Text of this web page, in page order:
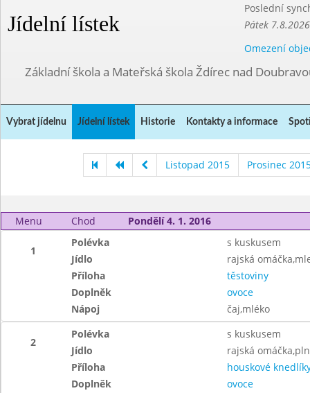
Jídelní lístek
Poslední
Pátek
Omezení
Základní škola a Mateřská škola Ždírec nad
Vybrat jídelnu Jídelní lístek Historie Kontakty a informace
Listopad 2015 Prosinec
Menu Chod Pondělí 4. 1. 2016
1
Polévka
s kuskusem
Jídlo
rajská
Příloha
těstoviny
Doplněk
ovoce
Nápoj
čaj,mléko
2
Polévka
s kuskusem
Jídlo
rajská
Příloha
houskové
Doplněk
ovoce